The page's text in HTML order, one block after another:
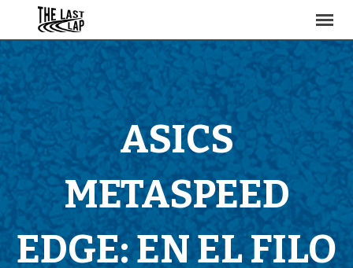
ASICS
METASPEED
EDGE: EN EL FILO